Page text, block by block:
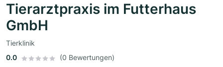
Tierarztpraxis im Futterhaus
GmbH
Tierklinik
0.0
(0 Bewertungen)